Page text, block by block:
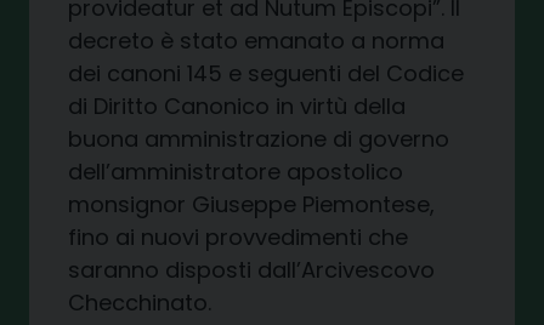
provideatur et ad Nutum Episcopi”. Il
decreto è stato emanato a norma
dei canoni 145 e seguenti del Codice
di Diritto Canonico in virtù della
buona amministrazione di governo
dell’amministratore apostolico
monsignor Giuseppe Piemontese,
fino ai nuovi provvedimenti che
saranno disposti dall’Arcivescovo
Checchinato.